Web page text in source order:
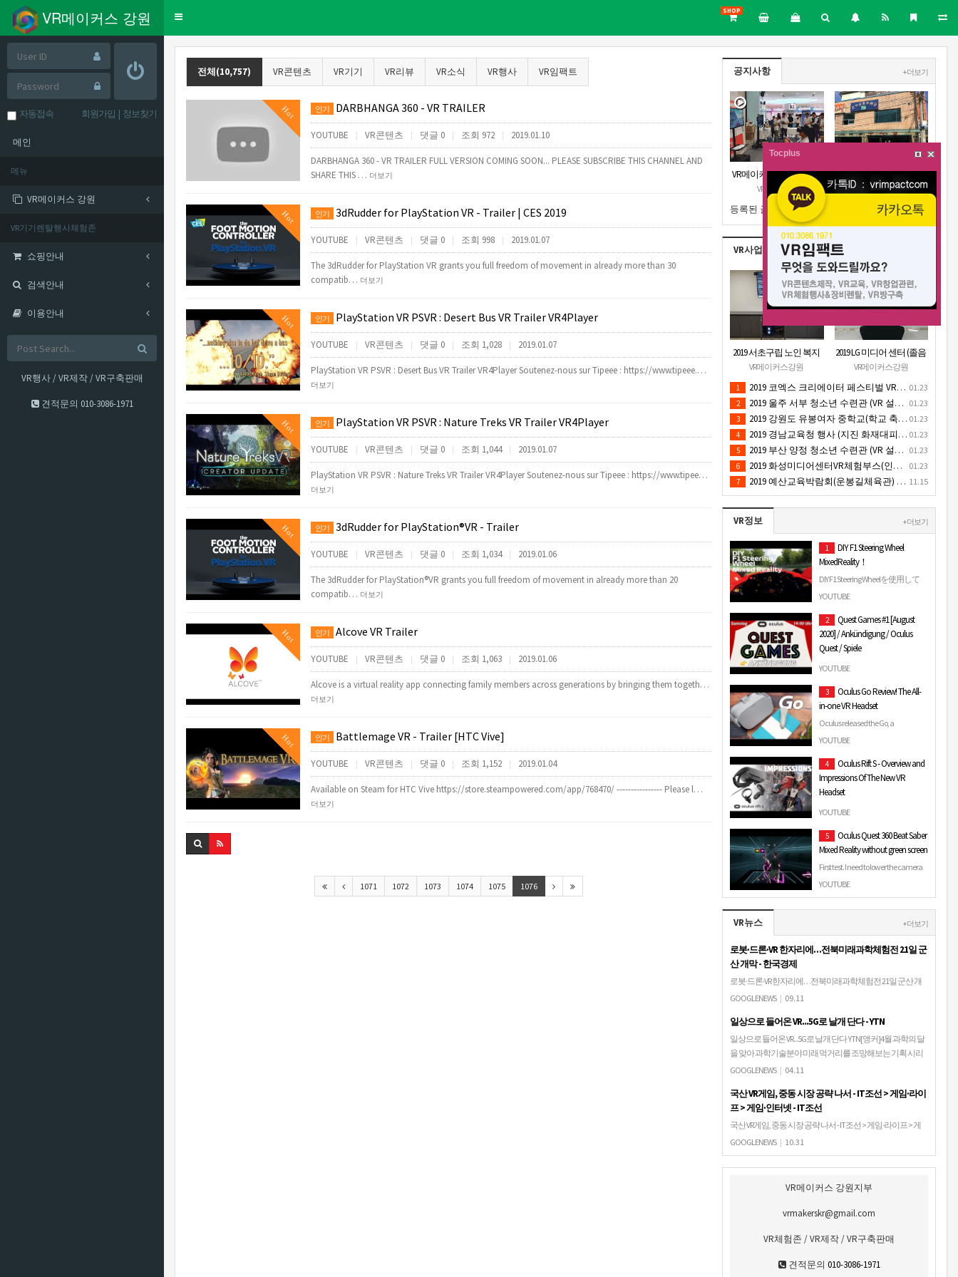
VR메이커스 강원
Toggle
SHOP
자동접속 회원가입 | 정보찾기
메인
메뉴
VR메이커스 강원
VR기기렌탈행사체험존
쇼핑안내
검색안내
이용안내
VR행사 / VR제작 / VR구축판매
견적문의 010-3086-1971
전체(10,757) VR콘텐츠 VR기기 VR리뷰 VR소식 VR행사 VR임팩트
Hot 인기 DARBHANGA 360 - VR TRAILER
YOUTUBE VR콘텐츠 댓글 0 조회 972 2019.01.10
DARBHANGA 360 - VR TRAILER FULL VERSION COMING SOON... PLEASE SUBSCRIBE THIS CHANNEL AND
SHARE THIS … 더보기
Hot 인기 3dRudder for PlayStation VR - Trailer | CES 2019
YOUTUBE VR콘텐츠 댓글 0 조회 998 2019.01.07
The 3dRudder for PlayStation VR grants you full freedom of movement in already more than 30
compatib… 더보기
Hot 인기 PlayStation VR PSVR : Desert Bus VR Trailer VR4Player
YOUTUBE VR콘텐츠 댓글 0 조회 1,028 2019.01.07
PlayStation VR PSVR : Desert Bus VR Trailer VR4Player Soutenez-nous sur Tipeee : https://www.tipeee.…
더보기
Hot 인기 PlayStation VR PSVR : Nature Treks VR Trailer VR4Player
YOUTUBE VR콘텐츠 댓글 0 조회 1,044 2019.01.07
PlayStation VR PSVR : Nature Treks VR Trailer VR4Player Soutenez-nous sur Tipeee : https://www.tipee…
더보기
Hot 인기 3dRudder for PlayStation®VR - Trailer
YOUTUBE VR콘텐츠 댓글 0 조회 1,034 2019.01.06
The 3dRudder for PlayStation®VR grants you full freedom of movement in already more than 20
compatib… 더보기
Hot 인기 Alcove VR Trailer
YOUTUBE VR콘텐츠 댓글 0 조회 1,063 2019.01.06
Alcove is a virtual reality app connecting family members across generations by bringing them togeth…
더보기
Hot 인기 Battlemage VR - Trailer [HTC Vive]
YOUTUBE VR콘텐츠 댓글 0 조회 1,152 2019.01.04
Available on Steam for HTC Vive https://store.steampowered.com/app/768470/ ---------------- Please l…
더보기
1071 1072 1073 1074 1075 1076
공지사항 + 더보기
VR메이커스 강원지부 오
픈 공고
VR메이커스
강원지부 근처 주차장안
내
VR메이커스
등록된 글이 없습니다.
VR사업실적
2019 서초구립 노인 복지
관 (VR 설치) - VR 구축 판
VR메이커스강원
2019 LG 미디어 센터 (졸음
운전/ 음주운전 체험 행
사) VR 체험 - VR 렌탈대여
행사
VR메이커스강원
01.23
1 2019 코엑스 크리에이터 페스티벌 VR체험 부스 (인기 VR 체험) - VR렌탈대여 행사
01.23
2 2019 울주 서부 청소년 수련관 (VR 설치) - VR 구축 판매
01.23
3 2019 강원도 유봉여자 중학교(학교 축제 행사 / 인기 VR 컨텐츠 ) - VR렌탈대여 행사
01.23
4 2019 경남교육청 행사 (지진 화재대피 / VR 체험) _ VR 렌탈대여행사
01.23
5 2019 부산 양정 청소년 수련관 (VR 설치) - VR구축 판매
01.23
6 2019 화성미디어센터VR체험부스(인기4D 시뮬레이터 체험)-VR렌탈대여 행사
11.15
7 2019 예산교육박람회(운봉길체육관) VR체험부스(직업진로체험 / 인기VR체험)-VR렌탈대여행사
VR정보 + 더보기
1
DIY F1 Steering Wheel
MixedReality！
DIY F1 Steering Wheelを使用して
MixedRealityに挑戦してみました
いませんが…自宅環境ではこ
れくらいが限界でした(´ ....
YOUTUBE
2
Quest Games #1 [August
2020] / Ankündigung / Oculus
Quest / Spiele
Manege frei für die Sendung "Quest
ausschließlich um die
Neuerscheinungen von Apps und
Sp…
YOUTUBE
3
Oculus Go Review! The All-
in-one VR Headset
Oculus released the Go, a
standalone VR headset at a pretty
How does it stack up t…
YOUTUBE
4
Oculus Rift S - Overview and
Impressions Of The New VR
Headset
I take a look at the new Oculus Rift S in
#OculusPartner - More info on the Rift
S here:…
YOUTUBE
5
Oculus Quest 360 Beat Saber
Mixed Reality without green screen
First test. I need to lower the camera
angle and offset it to the side hahaha
#oculuquest #beatsaber
#mixedreality.
YOUTUBE
VR뉴스 + 더보기
로봇·드론·VR 한자리에…전북미래과학체험전 21일 군
산 개막 - 한국경제
로봇·드론·VR 한자리에…전북미래과학체험전 21일 군산 개
막 한국경제전북 군산시는 '2019 전북미래과학체험전'을 21
행사에서는 청소년들이 로봇, 드론, 가…
GOOGLENEWS | 09.11
일상으로 들어온 VR...5G로 날개 단다 - YTN
일상으로 들어온 VR...5G로 날개 단다 YTN[앵커]4월 과학의 달
을 맞아 과학기술분야 미래 먹거리를 조망해보는 기획 시리
즈,오늘은 네 번째 순서로 우리 일상생활 깊숙이 들어온 가상
GOOGLENEWS | 04.11
국산 VR게임, 중동 시장 공략 나서 - IT조선 > 게임·라이
프 > 게임·인터넷 - IT조선
국산 VR게임, 중동 시장 공략 나서 - IT조선 > 게임·라이프 > 게
임·인터넷 IT조선
GOOGLENEWS | 10.31
VR메이커스 강원지부
vrmakerskr@gmail.com
VR체험존 / VR제작 / VR구축판매
견적문의 010-3086-1971
Tocplus